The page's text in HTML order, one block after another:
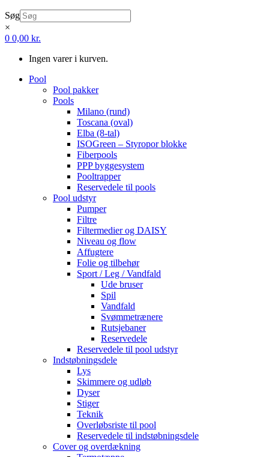
Søg
×
0 0,00 kr.
Ingen varer i kurven.
Pool
Pool pakker
Pools
Milano (rund)
Toscana (oval)
Elba (8-tal)
ISOGreen – Styropor blokke
Fiberpools
PPP byggesystem
Pooltrapper
Reservedele til pools
Pool udstyr
Pumper
Filtre
Filtermedier og DAISY
Niveau og flow
Affugtere
Folie og tilbehør
Sport / Leg / Vandfald
Ude bruser
Spil
Vandfald
Svømmetrænere
Rutsjebaner
Reservedele
Reservedele til pool udstyr
Indstøbningsdele
Lys
Skimmere og udløb
Dyser
Stiger
Teknik
Overløbsriste til pool
Reservedele til indstøbningsdele
Cover og overdækning